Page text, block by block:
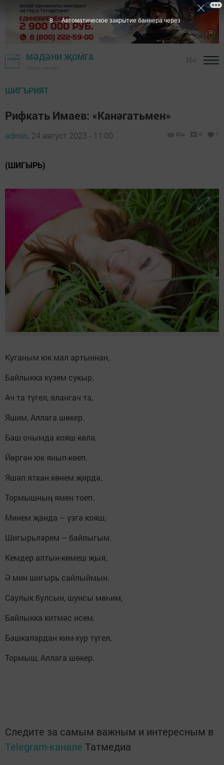
МӘДӘНИ ҖОМГА
ШИГЪРИЯТ
Рифкать Имаев: «Канәгатьмен»
admin, 24 август 2023 - 11:00 804 0 1
(ШИГЫРЬ)
Куганым юк мал артыннан,
Байлыкка күзем сукыр.
Ач та түгел, ялангач та,
Яшим, Аллага шөкер.
Баш очымда кояш көлә,
Йөргән юк янып-көеп.
Яшәп яткан көнем җирдә,
Тормышның ямен тоеп.
Минем җанда – үзгә кояш,
Шигырьләрем – байлыгым.
Кемдер алтын-көмеш җыя,
Ә мин шигырь сайлыймын.
Саулык булсын, шунсы мөһим,
Байлыкка китмәс исем.
Башкалардан ким-хур түгел,
Тормыш, Аллага шөкер.
Следите за самым важным и интересным в
Telegram-канале Татмедиа
6 Автоматическое закрытие баннера через